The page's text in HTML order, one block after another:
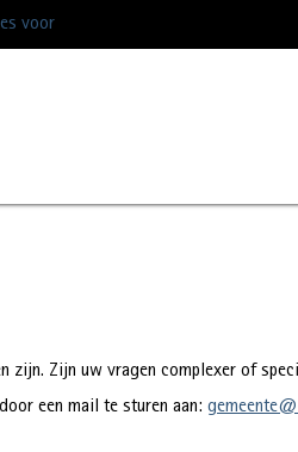
voor
Zijn uw vragen complexer of
een mail te sturen aan: